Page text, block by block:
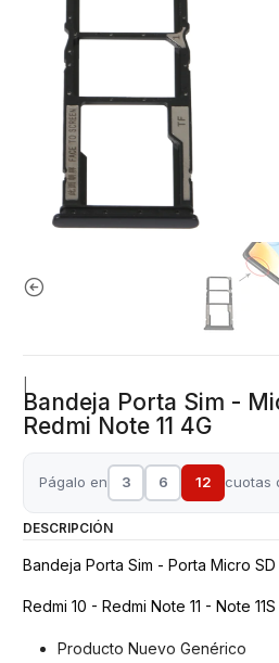
Bandeja Porta Sim -
Redmi Note 11 4G
Págalo en 3 6 12 cuotas
DESCRIPCIÓN
Bandeja Porta Sim - Porta Micro
Redmi 10 - Redmi Note 11 - Note 11S
Producto Nuevo Genérico